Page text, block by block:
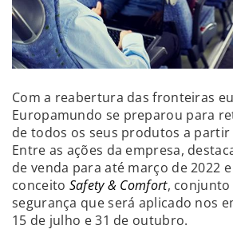
Com a reabertura das fronteiras
Europamundo se preparou para
de todos os seus produtos a partir
Entre as ações da empresa,
de venda para até março de 2022
conceito Safety & Comfort, conjunto
segurança que será aplicado nos
15 de julho e 31 de outubro.